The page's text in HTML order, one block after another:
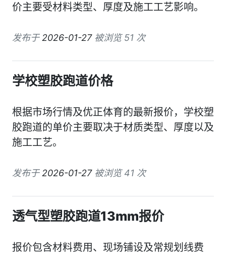
价主要受材料类型、厚度及施工工艺影响。
发布于 2026-01-27被浏览 51 次
学校塑胶跑道价格
根据市场行情及优正体育的最新报价，学校塑
胶跑道的单价主要取决于材质类型、厚度以及
施工工艺。
发布于 2026-01-27被浏览 41 次
透气型塑胶跑道13mm报价
报价包含材料费用、现场铺设及常规划线费